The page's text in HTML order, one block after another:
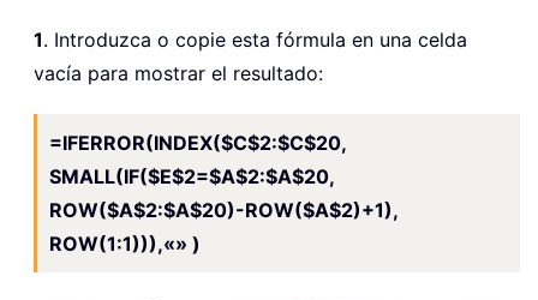
1. Introduzca o copie esta fórmula en una celda
vacía para mostrar el resultado:
=IFERROR(INDEX($C$2:$C$20,
SMALL(IF($E$2=$A$2:$A$20,
ROW($A$2:$A$20)-ROW($A$2)+1),
ROW(1:1))),«» )